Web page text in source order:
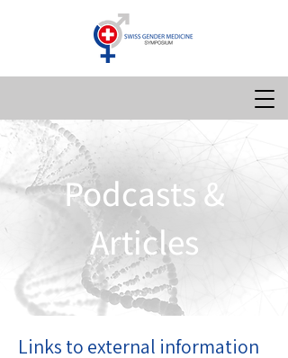
Podcasts &
Articles
Links to external information